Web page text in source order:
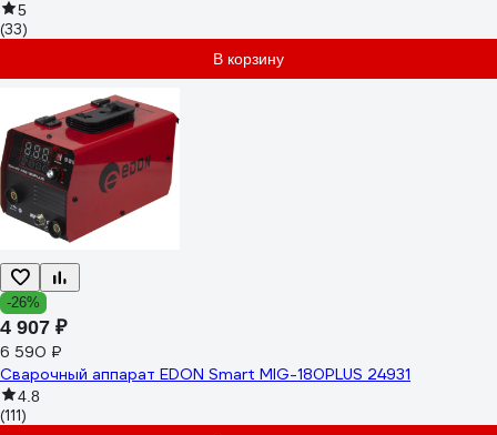
5
(33)
В корзину
-26%
4 907 ₽
6 590 ₽
Сварочный аппарат EDON Smart MIG-180PLUS 24931
4.8
(111)